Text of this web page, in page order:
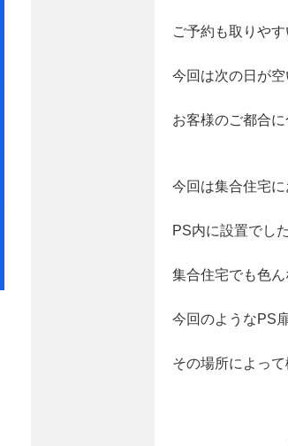
ご予約も取りやす
今回は次の日が
お客様のご都合
今回は集合住宅
PS内に設置でした
集合住宅でも色
今回のようなPS
その場所によって